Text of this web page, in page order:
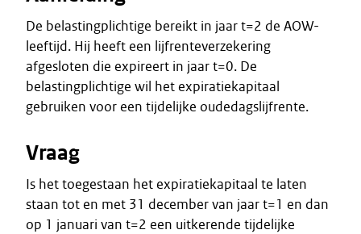
De belastingplichtige bereikt in jaar t=2 de AOW-
leeftijd. Hij heeft een lijfrenteverzekering
afgesloten die expireert in jaar t=0. De
belastingplichtige wil het expiratiekapitaal
gebruiken voor een tijdelijke oudedagslijfrente.
Vraag
Is het toegestaan het expiratiekapitaal te laten
staan tot en met 31 december van jaar t=1 en dan
op 1 januari van t=2 een uitkerende tijdelijke